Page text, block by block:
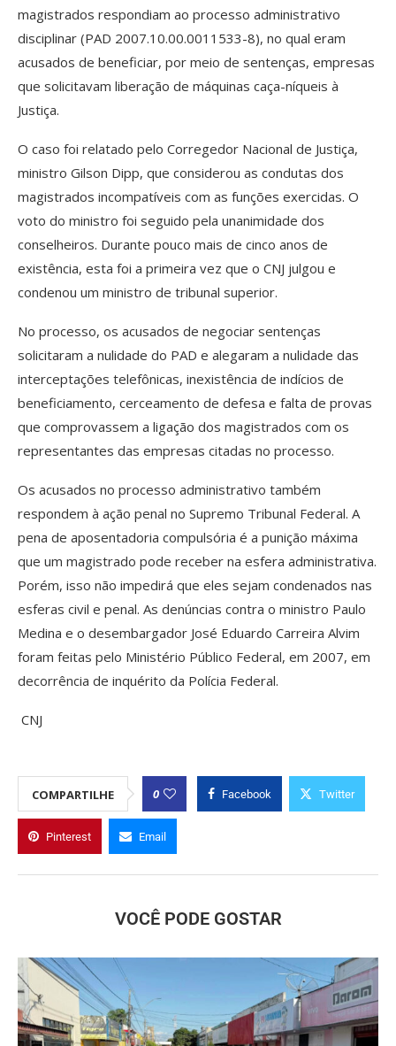
magistrados respondiam ao processo administrativo
disciplinar (PAD 2007.10.00.0011533-8), no qual eram
acusados de beneficiar, por meio de sentenças, empresas
que solicitavam liberação de máquinas caça-níqueis à
Justiça.
O caso foi relatado pelo Corregedor Nacional de Justiça,
ministro Gilson Dipp, que considerou as condutas dos
magistrados incompatíveis com as funções exercidas. O
voto do ministro foi seguido pela unanimidade dos
conselheiros. Durante pouco mais de cinco anos de
existência, esta foi a primeira vez que o CNJ julgou e
condenou um ministro de tribunal superior.
No processo, os acusados de negociar sentenças
solicitaram a nulidade do PAD e alegaram a nulidade das
interceptações telefônicas, inexistência de indícios de
beneficiamento, cerceamento de defesa e falta de provas
que comprovassem a ligação dos magistrados com os
representantes das empresas citadas no processo.
Os acusados no processo administrativo também
respondem à ação penal no Supremo Tribunal Federal. A
pena de aposentadoria compulsória é a punição máxima
que um magistrado pode receber na esfera administrativa.
Porém, isso não impedirá que eles sejam condenados nas
esferas civil e penal. As denúncias contra o ministro Paulo
Medina e o desembargador José Eduardo Carreira Alvim
foram feitas pelo Ministério Público Federal, em 2007, em
decorrência de inquérito da Polícia Federal.
CNJ
COMPARTILHE 0 Facebook Twitter
Pinterest Email
VOCÊ PODE GOSTAR